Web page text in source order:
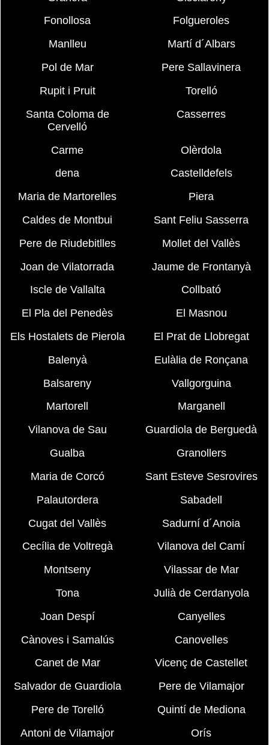
Fonollosa
Folgueroles
Manlleu
Martí d´Albars
Pol de Mar
Pere Sallavinera
Rupit i Pruit
Torelló
Santa Coloma de
Cervelló
Casserres
Carme
Olèrdola
dena
Castelldefels
Maria de Martorelles
Piera
Caldes de Montbui
Sant Feliu Sasserra
Pere de Riudebitlles
Mollet del Vallès
Joan de Vilatorrada
Jaume de Frontanyà
Iscle de Vallalta
Collbató
El Pla del Penedès
El Masnou
Els Hostalets de Pierola
El Prat de Llobregat
Balenyà
Eulàlia de Ronçana
Balsareny
Vallgorguina
Martorell
Marganell
Vilanova de Sau
Guardiola de Berguedà
Gualba
Granollers
Maria de Corcó
Sant Esteve Sesrovires
Palautordera
Sabadell
Cugat del Vallès
Sadurní d´Anoia
Cecília de Voltregà
Vilanova del Camí
Montseny
Vilassar de Mar
Tona
Julià de Cerdanyola
Joan Despí
Canyelles
Cànoves i Samalús
Canovelles
Canet de Mar
Vicenç de Castellet
Salvador de Guardiola
Pere de Vilamajor
Pere de Torelló
Quintí de Mediona
Antoni de Vilamajor
Orís